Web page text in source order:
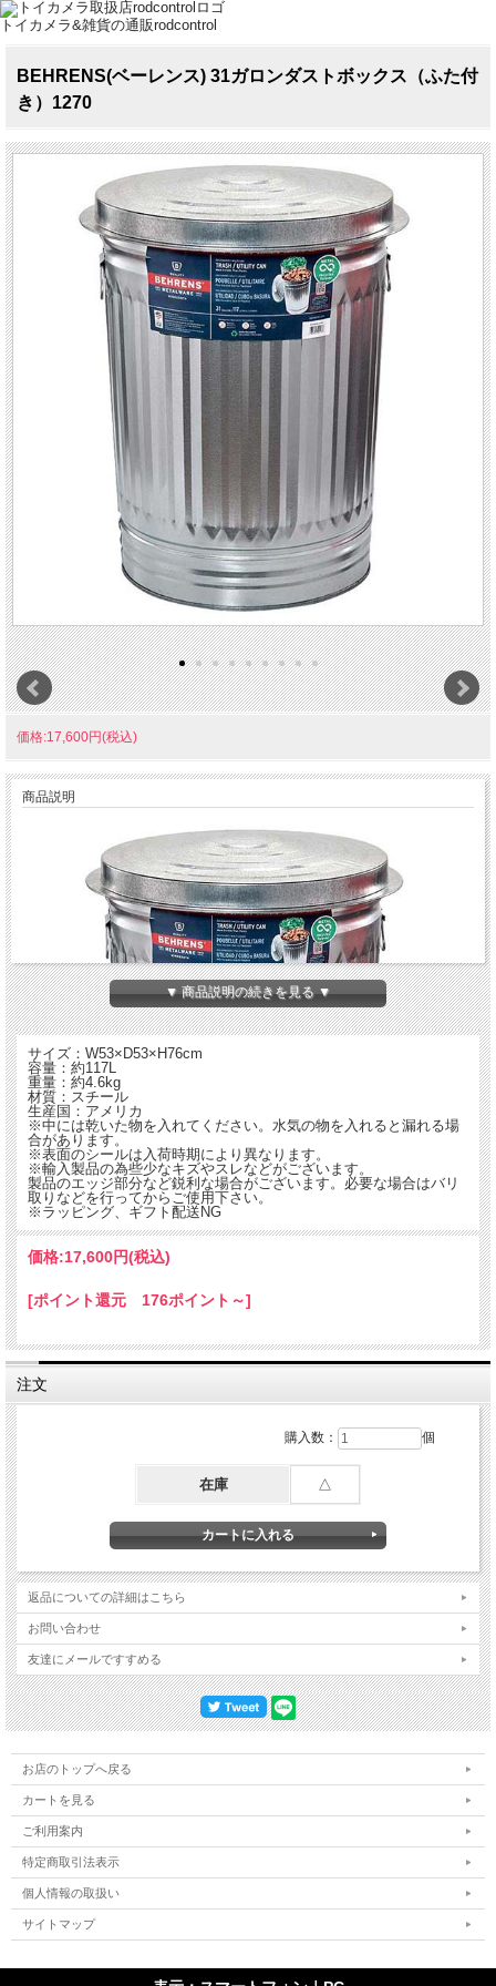
トイカメラ&雑貨の通販rodcontrol
BEHRENS(ベーレンス) 31ガロンダストボックス（ふた付
き）1270
価格:17,600円(税込)
商品説明
■屋外での使用にも適し耐久性と強度に優れたガルバメッキスチール製ダストボッ
▼ 商品説明の続きを見る ▼
サイズ：W53×D53×H76cm
容量：約117L
重量：約4.6kg
材質：スチール
生産国：アメリカ
※中には乾いた物を入れてください。水気の物を入れると漏れる場
合があります。
※表面のシールは入荷時期により異なります。
※輸入製品の為些少なキズやスレなどがございます。
製品のエッジ部分など鋭利な場合がございます。必要な場合はバリ
取りなどを行ってからご使用下さい。
※ラッピング、ギフト配送NG
価格:17,600円(税込)
[ポイント還元 176ポイント～]
注文
購入数： 個
在庫 △
返品についての詳細はこちら
お問い合わせ
友達にメールですすめる
お店のトップへ戻る
カートを見る
ご利用案内
特定商取引法表示
個人情報の取扱い
サイトマップ